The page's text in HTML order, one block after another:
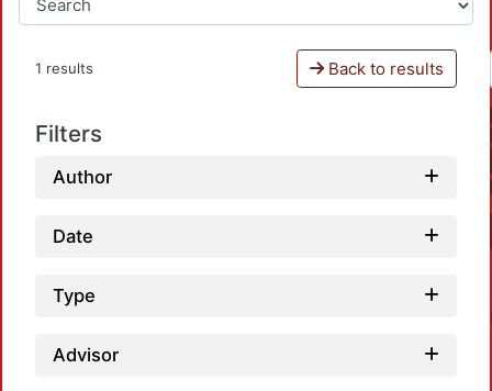
1 results Back to results
Filters
Author
Date
Type
Advisor